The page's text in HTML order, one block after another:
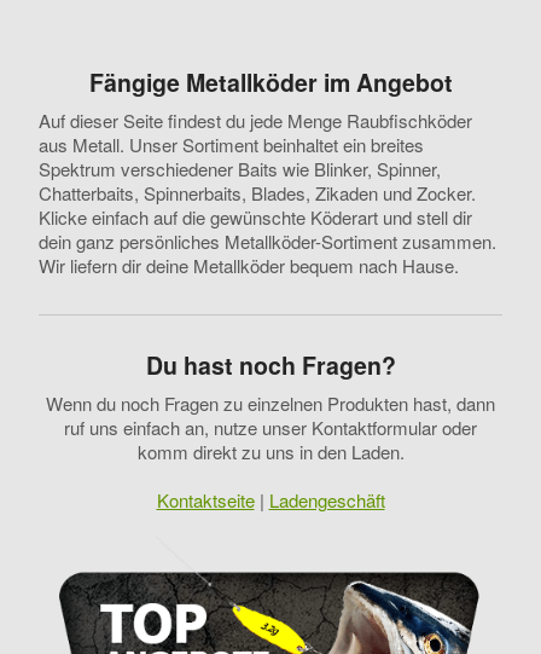
Fängige Metallköder im Angebot
Auf dieser Seite findest du jede Menge Raubfischköder
aus Metall. Unser Sortiment beinhaltet ein breites
Spektrum verschiedener Baits wie Blinker, Spinner,
Chatterbaits, Spinnerbaits, Blades, Zikaden und Zocker.
Klicke einfach auf die gewünschte Köderart und stell dir
dein ganz persönliches Metallköder-Sortiment zusammen.
Wir liefern dir deine Metallköder bequem nach Hause.
Du hast noch Fragen?
Wenn du noch Fragen zu einzelnen Produkten hast, dann
ruf uns einfach an, nutze unser Kontaktformular oder
komm direkt zu uns in den Laden.
Kontaktseite| Ladengeschäft